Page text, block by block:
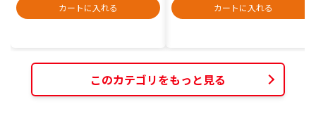
カートに入れる
カートに入れる
このカテゴリをもっと見る